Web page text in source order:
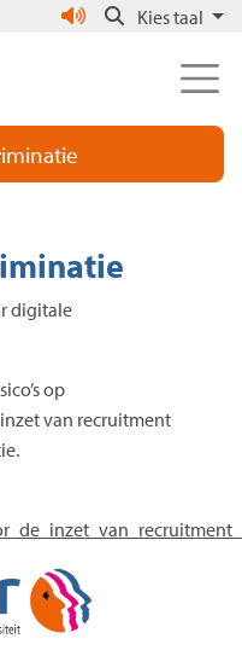
Kies taal
digitale
op
van recruitment